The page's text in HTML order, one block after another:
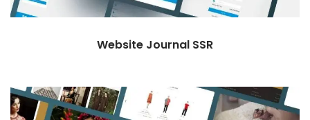
Website Journal SSR